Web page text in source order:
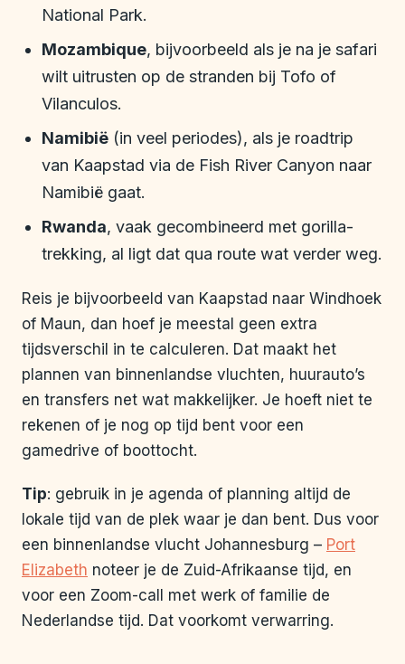
National Park.
Mozambique, bijvoorbeeld als je na je safari
wilt uitrusten op de stranden bij Tofo of
Vilanculos.
Namibië (in veel periodes), als je roadtrip
van Kaapstad via de Fish River Canyon naar
Namibië gaat.
Rwanda, vaak gecombineerd met gorilla-
trekking, al ligt dat qua route wat verder weg.
Reis je bijvoorbeeld van Kaapstad naar Windhoek
of Maun, dan hoef je meestal geen extra
tijdsverschil in te calculeren. Dat maakt het
plannen van binnenlandse vluchten, huurauto’s
en transfers net wat makkelijker. Je hoeft niet te
rekenen of je nog op tijd bent voor een
gamedrive of boottocht.
Tip: gebruik in je agenda of planning altijd de
lokale tijd van de plek waar je dan bent. Dus voor
een binnenlandse vlucht Johannesburg – Port
Elizabeth noteer je de Zuid-Afrikaanse tijd, en
voor een Zoom-call met werk of familie de
Nederlandse tijd. Dat voorkomt verwarring.